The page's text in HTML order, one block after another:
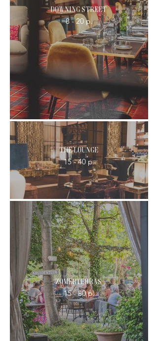
Downing Street
8 - 20 p.
The Lounge
15 - 40 p.
Zomerterras
15 - 80 p.